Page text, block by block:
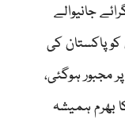
جانیوالے
پاکستان کی
مجبور ہوگئی،
ہمیشہ